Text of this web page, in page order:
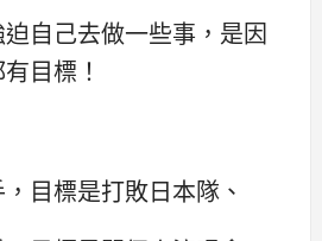
自己去做一些事，是因
目標！
目標是打敗日本隊、